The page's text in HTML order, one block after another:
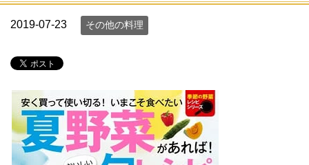
2019-07-23 その他の料理